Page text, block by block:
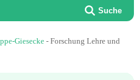
Suche
Giesecke - Forschung Lehre und